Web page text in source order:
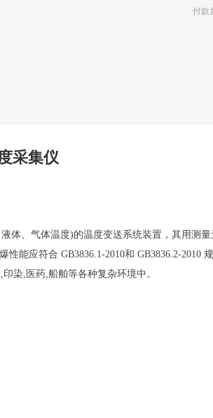
付款
采集仪
体、气体温度)的温度变送系统装置 ，其用测量
性能应符合 GB3836.1-2010和 GB3836.2-2010
,印染, 医药,船舶等各种复杂环境中。